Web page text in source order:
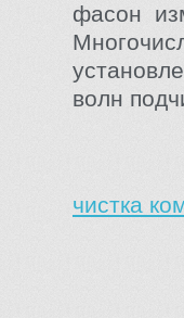
фасон
волн
чистка